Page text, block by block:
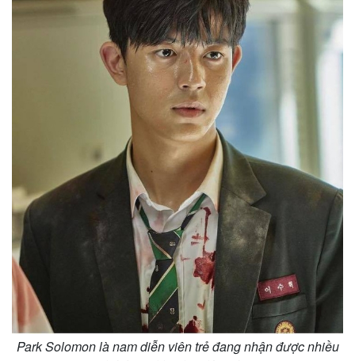
Park Solomon là nam diễn viên trẻ đang nhận được nhiều